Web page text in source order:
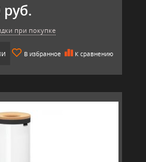
руб.
при покупке
В избранное К сравнению